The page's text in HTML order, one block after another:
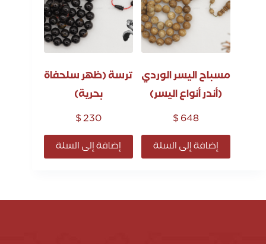
مسباح اليسر الوردي
(أندر أنواع اليسر)
$648
إضافة إلى السلة
ترسة (ظهر سلحفاة
بحرية)
$230
إضافة إلى السلة